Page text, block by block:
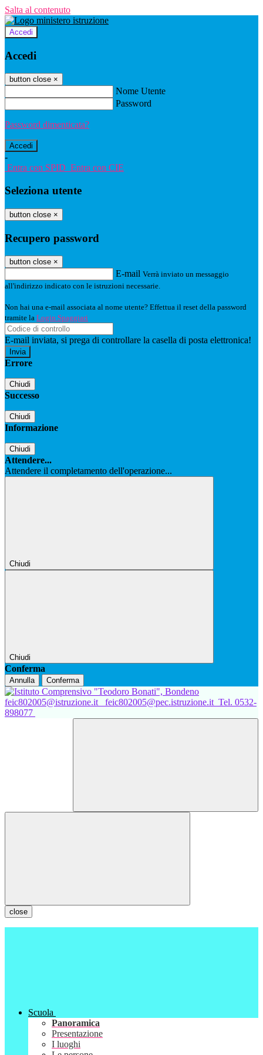
Salta al contenuto
Accedi
Accedi
button close ×
Nome Utente
Password
Password dimenticata?
-
Entra con SPID Entra con CIE
Seleziona utente
button close ×
Recupero password
button close ×
E-mail Verrà inviato un messaggio
all'indirizzo indicato con le istruzioni necessarie.
Non hai una e-mail associata al nome utente? Effettua il reset della password
tramite la Login Spaggiari
E-mail inviata, si prega di controllare la casella di posta elettronica!
Errore
Chiudi
Successo
Chiudi
Informazione
Chiudi
Attendere...
Attendere il completamento dell'operazione...
Chiudi
Chiudi
Conferma
Annulla Conferma
feic802005@istruzione.it feic802005@pec.istruzione.it Tel. 0532-
898077
close
Scuola
Panoramica
Presentazione
I luoghi